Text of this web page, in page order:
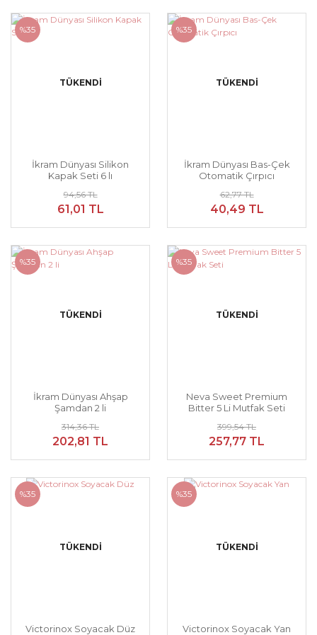
%35
TÜKENDİ
İkram Dünyası Silikon
Kapak Seti 6 lı
94,56 TL
61,01 TL
%35
TÜKENDİ
İkram Dünyası Bas-Çek
Otomatik Çırpıcı
62,77 TL
40,49 TL
%35
TÜKENDİ
İkram Dünyası Ahşap
Şamdan 2 li
314,36 TL
202,81 TL
%35
TÜKENDİ
Neva Sweet Premium
Bitter 5 Li Mutfak Seti
399,54 TL
257,77 TL
%35
TÜKENDİ
Victorinox Soyacak Düz
%35
TÜKENDİ
Victorinox Soyacak Yan